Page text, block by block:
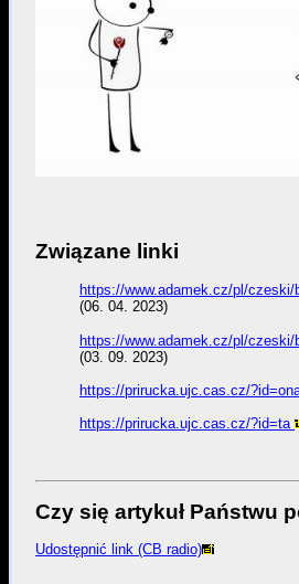
Związane linki
https://www.adamek.cz/pl/
(06. 04. 2023)
https://www.adamek.cz/pl/
(03. 09. 2023)
https://prirucka.ujc.cas.cz/
https://prirucka.ujc.cas.cz/?id=ta
Czy się artykuł Państwu
Udostępnić link (CB radio)